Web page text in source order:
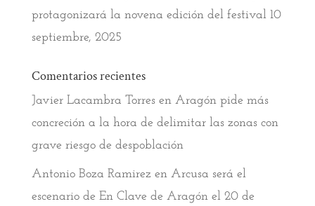
protagonizará la novena edición del festival 10
septiembre, 2025
Comentarios recientes
Javier Lacambra Torresen Aragón pide más
concreción a la hora de delimitar las zonas con
grave riesgo de despoblación
Antonio Boza Ramirez en Arcusa será el
escenario de En Clave de Aragón el 20 de